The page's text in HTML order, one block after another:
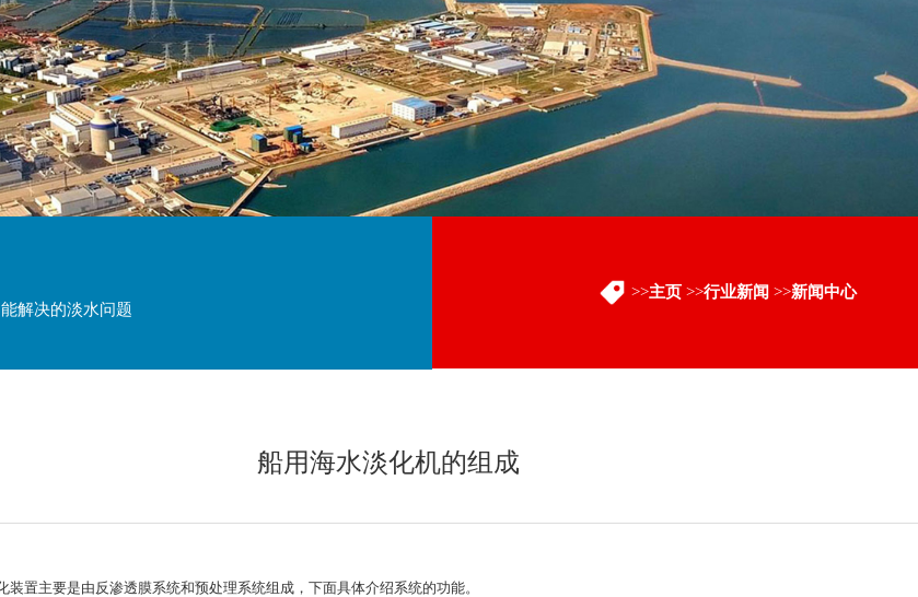
解决的淡水问题
>>主页 >>行业新闻 >>新闻中心
船用海水淡化机的组成
置主要是由反渗透膜系统和预处理系统组成，下面具体介绍系统的功能。